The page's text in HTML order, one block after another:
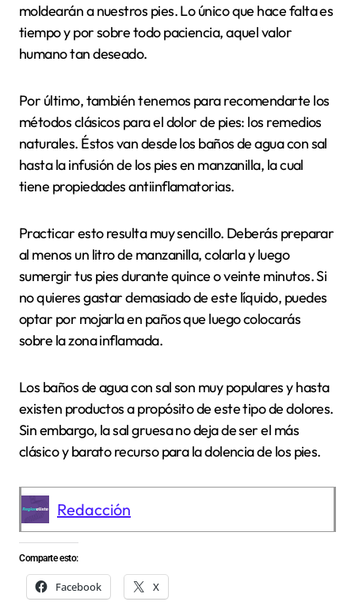
moldearán a nuestros pies. Lo único que hace falta es
tiempo y por sobre todo paciencia, aquel valor
humano tan deseado.
Por último, también tenemos para recomendarte los
métodos clásicos para el dolor de pies: los remedios
naturales. Éstos van desde los baños de agua con sal
hasta la infusión de los pies en manzanilla, la cual
tiene propiedades antiinflamatorias.
Practicar esto resulta muy sencillo. Deberás preparar
al menos un litro de manzanilla, colarla y luego
sumergir tus pies durante quince o veinte minutos. Si
no quieres gastar demasiado de este líquido, puedes
optar por mojarla en paños que luego colocarás
sobre la zona inflamada.
Los baños de agua con sal son muy populares y hasta
existen productos a propósito de este tipo de dolores.
Sin embargo, la sal gruesa no deja de ser el más
clásico y barato recurso para la dolencia de los pies.
Redacción
Comparte esto:
Facebook X